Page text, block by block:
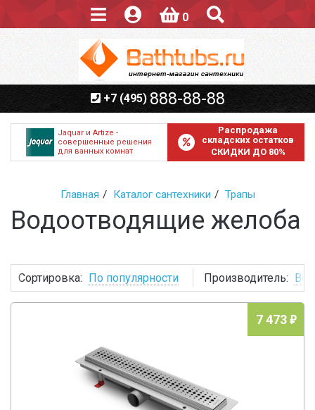
0
+7 (495) 888-88-88
Распродажа
складских остатков
СКИДКИ ДО 80%
Jaquar и Artize -
совершенные решения
для ванных комнат
Главная Каталог сантехники Трапы
Водоотводящие желоба
Сортировка: По популярности Производитель: Все
7 473